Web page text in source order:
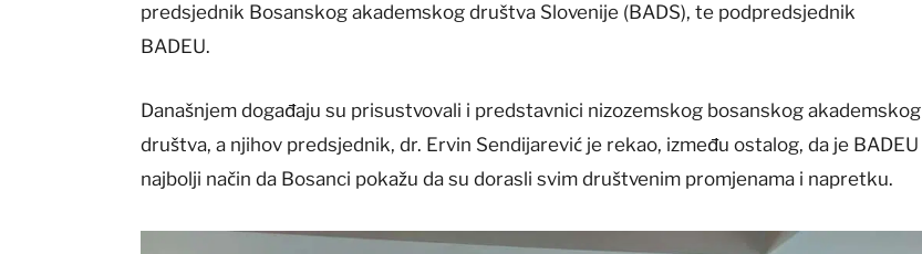
predsjednik Bosanskog akademskog društva Slovenije (BADS), te podpredsjednik
BADEU.
Današnjem događaju su prisustvovali i predstavnici nizozemskog bosanskog akademskog
društva, a njihov predsjednik, dr. Ervin Sendijarević je rekao, između ostalog, da je BADEU
najbolji način da Bosanci pokažu da su dorasli svim društvenim promjenama i napretku.